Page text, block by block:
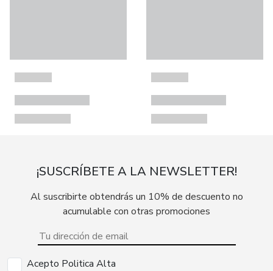
¡SUSCRÍBETE A LA NEWSLETTER!
Al suscribirte obtendrás un 10% de descuento no
acumulable con otras promociones
Acepto Politica Alta